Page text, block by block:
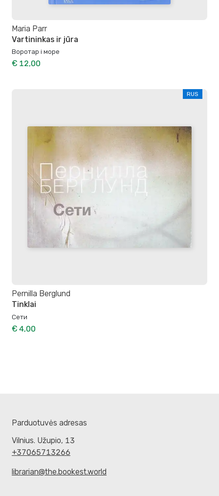
Maria Parr
Vartininkas ir jūra
Воротар і море
€ 12,00
RUS
Pernilla Berglund
Tinklai
Сети
€ 4,00
Parduotuvės adresas
Vilnius. Užupio, 13
+37065713266
librarian@the.bookest.world